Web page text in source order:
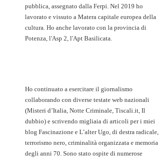
pubblica, assegnato dalla Ferpi. Nel 2019 ho
lavorato e vissuto a Matera capitale europea della
cultura. Ho anche lavorato con la provincia di
Potenza, l'Asp 2, l'Apt Basilicata.
Ho continuato a esercitare il giornalismo
collaborando con diverse testate web nazionali
(Misteri d’Italia, Notte Criminale, Tiscali.it, Il
dubbio) e scrivendo migliaia di articoli per i miei
blog Fascinazione e L’alter Ugo, di destra radicale,
terrorismo nero, criminalità organizzata e memoria
degli anni 70. Sono stato ospite di numerose